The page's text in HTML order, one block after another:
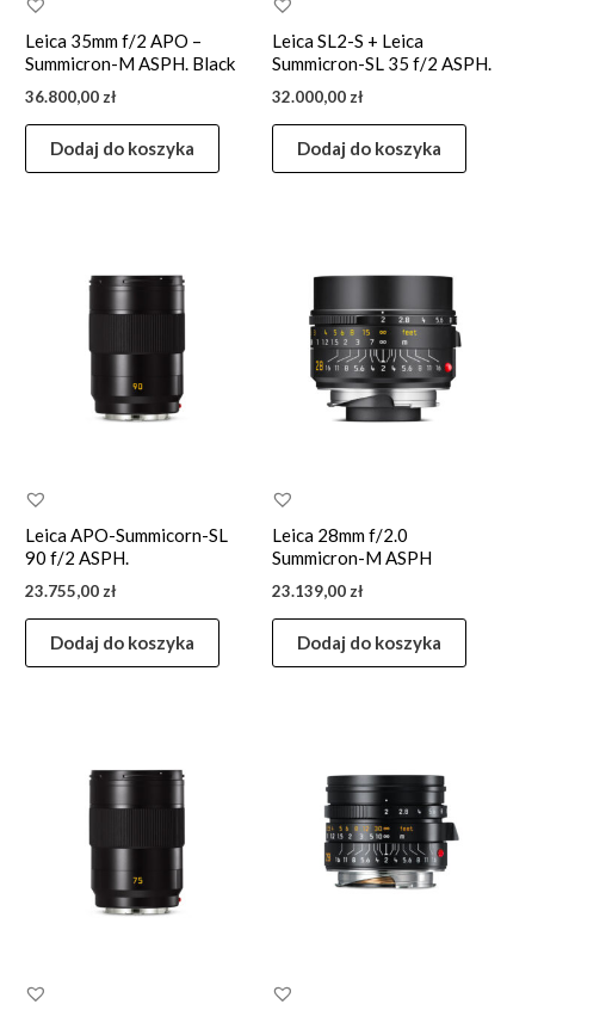
Leica 35mm f/2 APO –
Summicron-M ASPH. Black
36.800,00 zł
Dodaj do koszyka
Leica SL2-S + Leica
Summicron-SL 35 f/2 ASPH.
32.000,00 zł
Dodaj do koszyka
Leica APO-Summicorn-SL
90 f/2 ASPH.
23.755,00 zł
Dodaj do koszyka
Leica 28mm f/2.0
Summicron-M ASPH
23.139,00 zł
Dodaj do koszyka